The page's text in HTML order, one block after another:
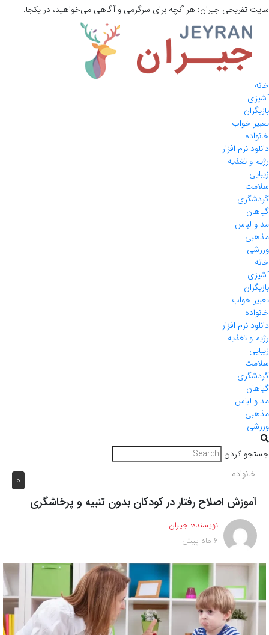
سایت تفریحی جیران: هر آنچه برای سرگرمی و آگاهی می‌خواهید، در یکجا.
خانه
آشپزی
بازیگران
تعبیر خواب
خانواده
دانلود نرم افزار
رژیم و تغذیه
زیبایی
سلامت
گردشگری
گیاهان
مد و لباس
مذهبی
ورزشی
خانه
آشپزی
بازیگران
تعبیر خواب
خانواده
دانلود نرم افزار
رژیم و تغذیه
زیبایی
سلامت
گردشگری
گیاهان
مد و لباس
مذهبی
ورزشی
جستجو کردن
0 خانواده
آموزش اصلاح رفتار در کودکان بدون تنبیه و پرخاشگری
نویسنده: جیران
6 ماه پیش